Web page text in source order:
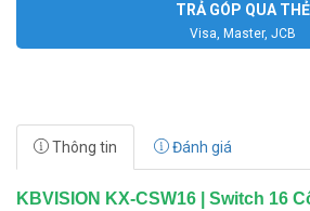
TRẢ GÓP QUA THẺ
Visa, Master, JCB
Thông tin Đánh giá
KBVISION KX-CSW16 | Switch 16